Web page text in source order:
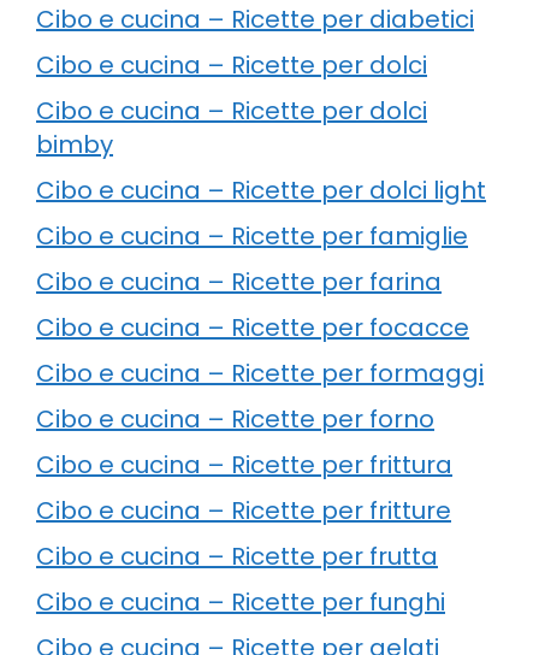
Cibo e cucina – Ricette per diabetici
Cibo e cucina – Ricette per dolci
Cibo e cucina – Ricette per dolci
bimby
Cibo e cucina – Ricette per dolci light
Cibo e cucina – Ricette per famiglie
Cibo e cucina – Ricette per farina
Cibo e cucina – Ricette per focacce
Cibo e cucina – Ricette per formaggi
Cibo e cucina – Ricette per forno
Cibo e cucina – Ricette per frittura
Cibo e cucina – Ricette per fritture
Cibo e cucina – Ricette per frutta
Cibo e cucina – Ricette per funghi
Cibo e cucina – Ricette per gelati